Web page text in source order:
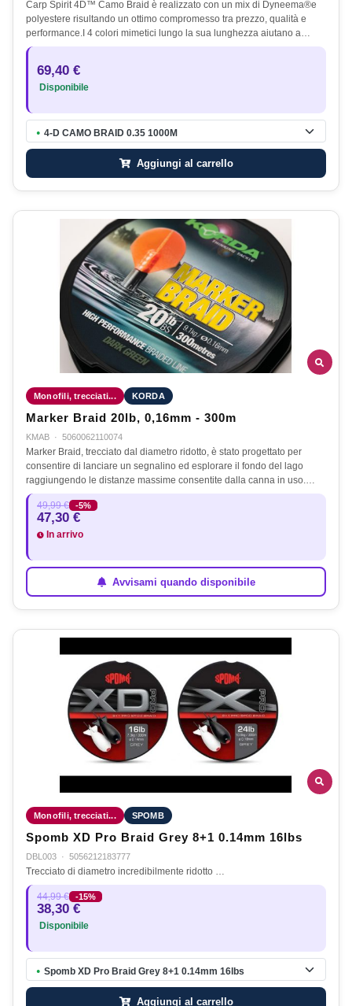
Carp Spirit 4D™ Camo Braid è realizzato con un mix di Dyneema®e
polyestere risultando un ottimo compromesso tra prezzo, qualità e
performance.I 4 colori mimetici lungo la sua lunghezza aiutano a…
69,40 €
Disponibile
● 4-D CAMO BRAID 0.35 1000M
Aggiungi al carrello
Monofili, trecciati... KORDA
Marker Braid 20lb, 0,16mm - 300m
KMAB · 5060062110074
Marker Braid, trecciato dal diametro ridotto, è stato progettato per
consentire di lanciare un segnalino ed esplorare il fondo del lago
raggiungendo le distanze massime consentite dalla canna in uso.…
49,99 € -5%
47,30 €
In arrivo
Avvisami quando disponibile
Monofili, trecciati... SPOMB
Spomb XD Pro Braid Grey 8+1 0.14mm 16lbs
DBL003 · 5056212183777
Trecciato di diametro incredibilmente ridotto …
44,99 € -15%
38,30 €
Disponibile
● Spomb XD Pro Braid Grey 8+1 0.14mm 16lbs
Aggiungi al carrello